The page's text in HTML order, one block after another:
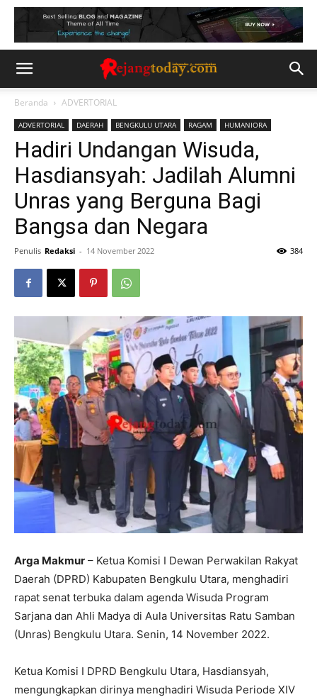
Beranda ADVERTORIAL
ADVERTORIAL DAERAH BENGKULU UTARA RAGAM HUMANIORA
Hadiri Undangan Wisuda,
Hasdiansyah: Jadilah Alumni
Unras yang Berguna Bagi
Bangsa dan Negara
Penulis Redaksi - 14 November 2022 384
Arga Makmur – Ketua Komisi I Dewan Perwakilan Rakyat
Daerah (DPRD) Kabupaten Bengkulu Utara, menghadiri
rapat senat terbuka dalam agenda Wisuda Program
Sarjana dan Ahli Madya di Aula Universitas Ratu Samban
(Unras) Bengkulu Utara. Senin, 14 November 2022.
Ketua Komisi I DPRD Bengkulu Utara, Hasdiansyah,
mengungkapkan dirinya menghadiri Wisuda Periode XIV